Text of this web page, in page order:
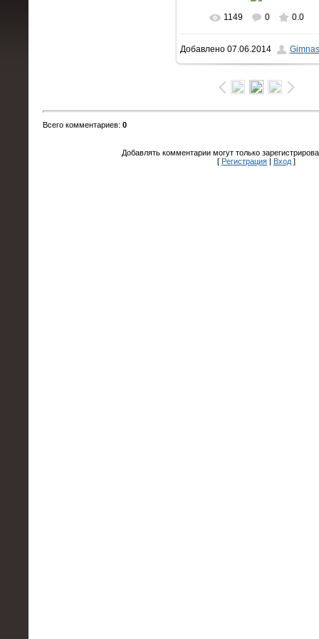
В реальном размере
1600x1063/ 194.9Kb
1149 0 0.0
Добавлено07.06.2014
Всего комментариев: 0
Добавлять комментарии могут только
[ Регистрация Вход]